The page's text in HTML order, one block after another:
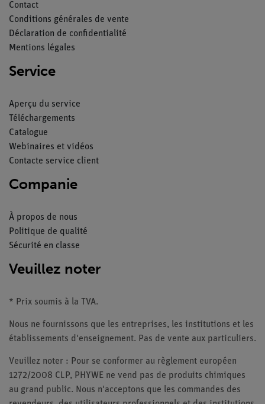
Contact
Conditions générales de vente
Déclaration de confidentialité
Mentions légales
Service
Aperçu du service
Téléchargements
Catalogue
Webinaires et vidéos
Contacte service client
Companie
À propos de nous
Politique de qualité
Sécurité en classe
Veuillez noter
* Prix soumis à la TVA.
Nous ne fournissons que les entreprises, les institutions et les
établissements d'enseignement. Pas de vente aux particuliers.
Veuillez noter : Pour se conformer au règlement européen
1272/2008 CLP, PHYWE ne vend pas de produits chimiques
au grand public. Nous n'acceptons que les commandes des